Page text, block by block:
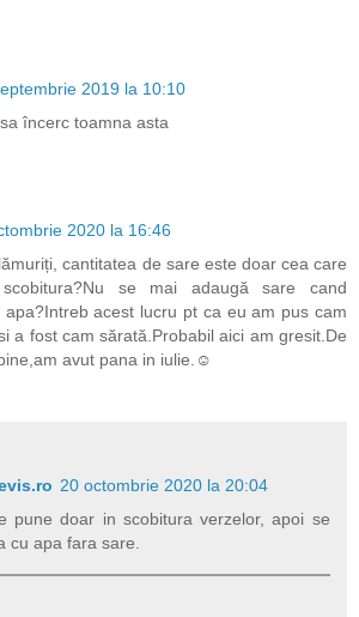
2019 la 10:10
încerc toamna asta
2020 la 16:46
cantitatea de sare este doar cea care
se mai adaugă sare cand
apa?Intreb acest lucru pt ca eu am pus cam
a fost cam sărată.Probabil aici am gresit.De
avut pana in iulie.☺
20 octombrie 2020 la 20:04
pune doar in scobitura verzelor, apoi se
cu apa fara sare.